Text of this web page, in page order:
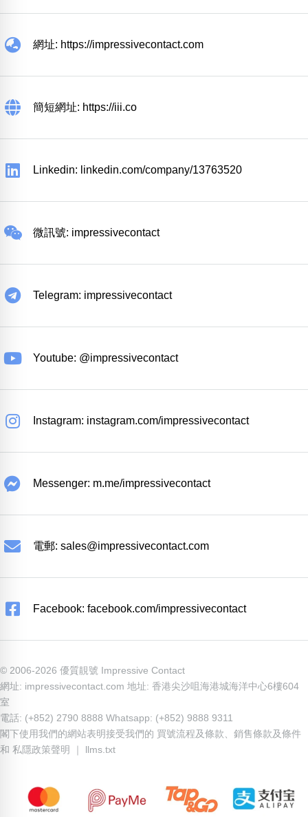
網址: https://impressivecontact.com
簡短網址: https://iii.co
Linkedin: linkedin.com/company/13763520
微訊號: impressivecontact
Telegram: impressivecontact
Youtube: @impressivecontact
Instagram: instagram.com/impressivecontact
Messenger: m.me/impressivecontact
電郵: sales@impressivecontact.com
Facebook: facebook.com/impressivecontact
© 2006-2026 優質靚號 Impressive Contact
網址: impressivecontact.com 地址: 香港尖沙咀海港城海洋中心6樓604
室
電話: (+852) 2790 8888 Whatsapp: (+852) 9888 9311
閣下使用我們的網站表明接受我們的 買號流程及條款
銷售條款及條件
和 私隱政策聲明 llms.txt